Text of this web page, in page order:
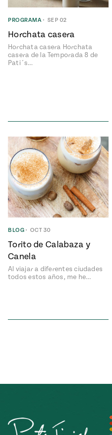
PROGRAMA • SEP 02
Horchata casera
Horchata casera Horchata
casera de la Temporada 8 de
Pati´s…
BLOG • OCT 30
Torito de Calabaza y
Canela
Al viajar a diferentes ciudades
todos estos años, me he…